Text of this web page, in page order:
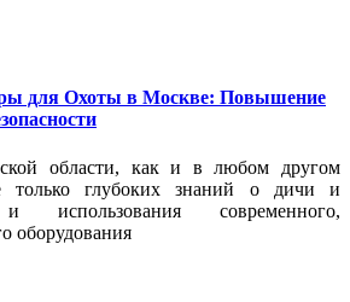
для Охоты в Москве: Повышение
области, как и в любом другом
только глубоких знаний о дичи и
современного,
оборудования